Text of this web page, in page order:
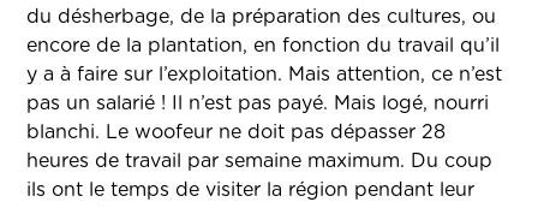
du désherbage, de la préparation des cultures, ou
encore de la plantation, en fonction du travail qu’il
y a à faire sur l’exploitation. Mais attention, ce n’est
pas un salarié ! Il n’est pas payé. Mais logé, nourri
blanchi. Le woofeur ne doit pas dépasser 28
heures de travail par semaine maximum. Du coup
ils ont le temps de visiter la région pendant leur